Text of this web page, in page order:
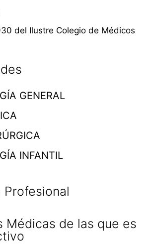
del Ilustre Colegio de Médicos
GENERAL
INFANTIL
Médicas de las que es